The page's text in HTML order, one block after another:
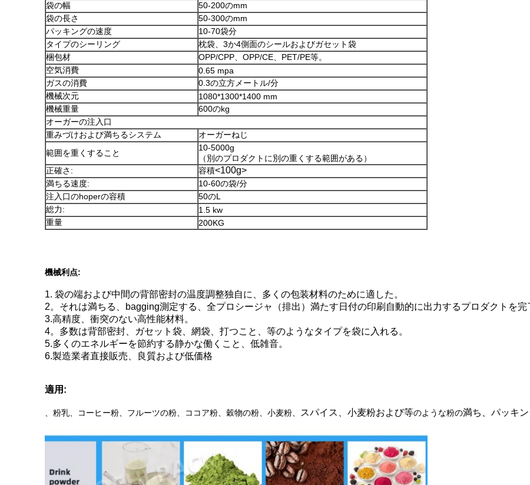
袋の幅
50-200のmm
袋の長さ
50-300のmm
パッキングの速度
10-70袋分
タイプのシーリング
枕袋、3か4側面のシールおよびガセット袋
梱包材
OPP/CPP、OPP/CE、PET/PE等。
空気消費
0.65 mpa
ガスの消費
0.3の立方メートル/分
機械次元
1080*1300*1400 mm
機械重量
600のkg
オーガーの注入口
重みづけおよび満ちるシステム
オーガーねじ
範囲を重くすること
10-5000g
（別のプロダクトに別の重くする範囲がある）
正確さ:
容積<100g>
満ちる速度:
10-60の袋/分
注入口のhoperの容積
50のL
総力:
1.5 kw
重量
200KG
機械利点:
1. 袋の端および中間の背部密封の温度調整独自に、多くの包装材料のために適した。
2。それは満ちる、bagging測定する、全プロシージャ（排出）満たす日付の印刷自動的に出力するプロダクトを完
3.高精度、衝突のない高性能材料。
4。多数は背部密封、ガセット袋、網袋、打つこと、等のようなタイプを袋に入れる。
5.多くのエネルギーを節約する静かな働くこと、低雑音。
6.製造業者直接販売、良質および低価格
適用:
、粉乳、コーヒー粉、フルーツの粉、ココア粉、穀物の粉、小麦粉、 スパイス、小麦粉および等のような粉の満ち、パッキン